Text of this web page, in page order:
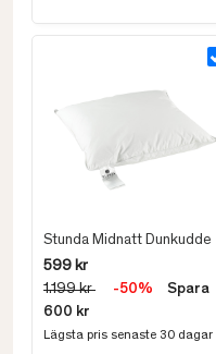
Stunda Midnatt Dunkudde
599 kr
1.199 kr
-50%
Spara
600 kr
Lägsta pris senaste 30 dagar